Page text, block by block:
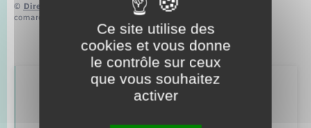
© Direction de l’information légale et administrative
comarquage developpé par
baseo.io
Retrouvez aussi
Ce site utilise des
cookies et vous donne
le contrôle sur ceux
que vous souhaitez
activer